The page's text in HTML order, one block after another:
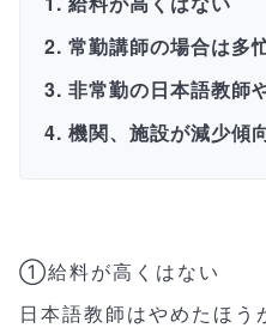
常勤講師の場合は多
非常勤の日本語教師
機関、施設が減少傾
①給料が高くはない
日本語教師はやめたほ